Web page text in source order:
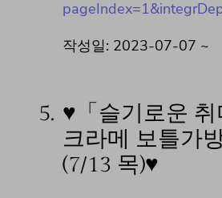
작성일: 2023-07-07 ~
5. ♥「슬기로운
크라메 보틀가
(7/13 목)♥